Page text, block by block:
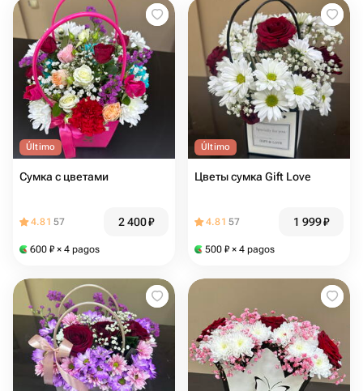
Último
Сумка с цветами
4.81 57 2 400₽
600 ₽ × 4 pagos
Último
Цветы сумка Gift Love
4.81 57 1 999₽
500 ₽ × 4 pagos